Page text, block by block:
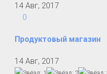
14 Авг, 2017
0
Продуктовый магазин
14 Авг, 2017